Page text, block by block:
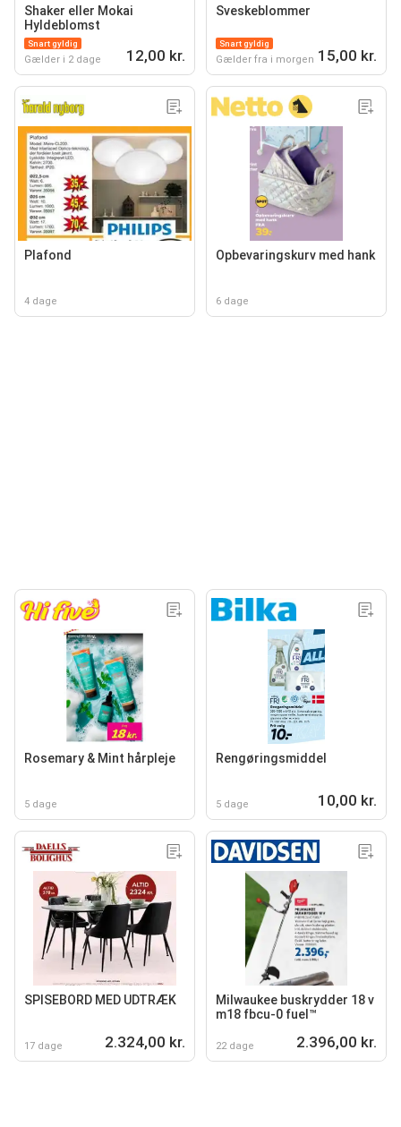
Shaker eller Mokai
Hyldeblomst
Snart gyldig
Gælder i 2 dage 12,00 kr.
Sveskeblommer
Snart gyldig
Gælder fra i morgen 15,00 kr.
Plafond
4 dage
Opbevaringskurv med hank
6 dage
Rosemary & Mint hårpleje
5 dage
Rengøringsmiddel
5 dage 10,00 kr.
SPISEBORD MED UDTRÆK
17 dage 2.324,00 kr.
Milwaukee buskrydder 18 v
m18 fbcu-0 fuel™
22 dage 2.396,00 kr.